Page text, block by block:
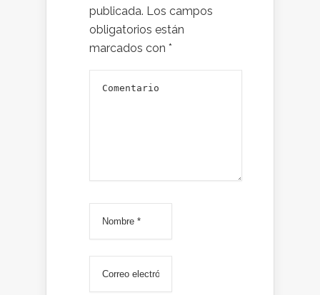
publicada. Los campos
obligatorios están
marcados con *